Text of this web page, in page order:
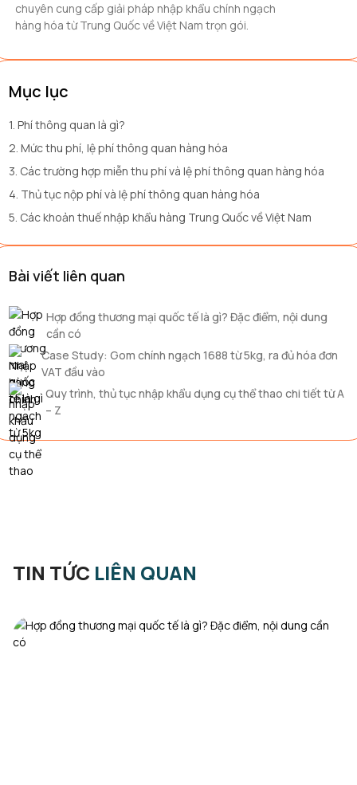
chuyên cung cấp giải pháp nhập khẩu chính ngạch
hàng hóa từ Trung Quốc về Việt Nam trọn gói.
Mục lục
1. Phí thông quan là gì?
2. Mức thu phí, lệ phí thông quan hàng hóa
3. Các trường hợp miễn thu phí và lệ phí thông quan hàng hóa
4. Thủ tục nộp phí và lệ phí thông quan hàng hóa
5. Các khoản thuế nhập khẩu hàng Trung Quốc về Việt Nam
Bài viết liên quan
Hợp đồng thương mại quốc tế là gì? Đặc điểm, nội dung
cần có
Case Study: Gom chính ngạch 1688 từ 5kg, ra đủ hóa đơn
VAT đầu vào
Quy trình, thủ tục nhập khẩu dụng cụ thể thao chi tiết từ A
– Z
TIN TỨC LIÊN QUAN